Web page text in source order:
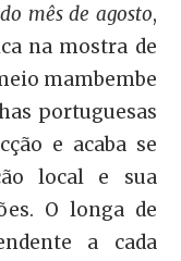
mês de agosto,
na mostra de
mambembe
portuguesas
e acaba se
local e sua
O longa de
a cada